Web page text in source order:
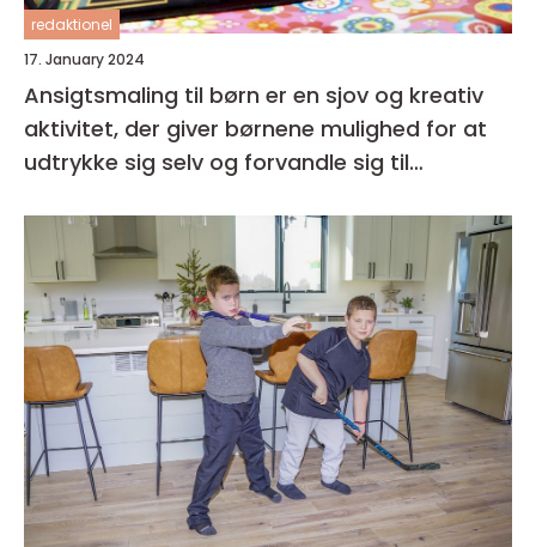
redaktionel
17. January 2024
Ansigtsmaling til børn er en sjov og kreativ
aktivitet, der giver børnene mulighed for at
udtrykke sig selv og forvandle sig til